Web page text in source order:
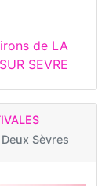
de LA
SEVRE
Deux Sèvres